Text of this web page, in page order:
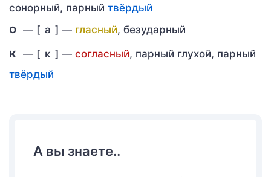
сонорный, парный твёрдый
о — [ а ] — гласный, безударный
к — [ к ] — согласный, парный глухой, парный
твёрдый
А вы знаете..